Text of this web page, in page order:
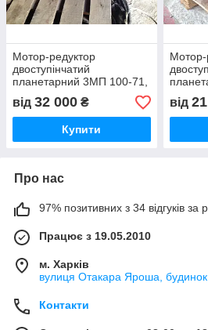
Мотор-редуктор
двоступінчатий
планетарний 3МП 100-71,
редуктор 4МП 100-71
планетарний
від 32 000 ₴
Купити
Мотор-
4МП
від
Про нас
97% позитивних з 34 відгуків за
Працює з 19.05.2010
м. Харків
вулиця Отакара Яроша, будинок
Контакти